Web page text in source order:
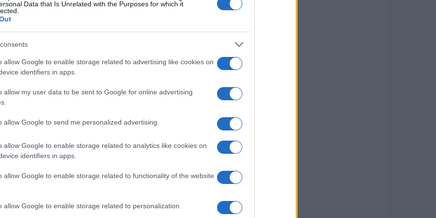
Data that Is Unrelated with the Purposes for which it
allow Google to enable storage related to advertising like cookies on
identifiers in apps.
allow my user data to be sent to Google for online advertising
allow Google to send me personalized advertising.
allow Google to enable storage related to analytics like cookies on
identifiers in apps.
allow Google to enable storage related to functionality of the website
allow Google to enable storage related to personalization.
interés inicial podría haber sido considerable. La
que BBVA ha lanzado una opa hostil sobre Banco
evalúe y decida sobre nuevas condiciones
y la Competencia (CNMC).